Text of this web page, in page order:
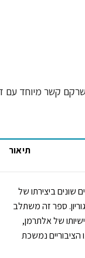
קשר מיוחד עם דוד
תיאור
ביצירתו של
ספר זה משתלב
של אלתרמן,
נמשכת